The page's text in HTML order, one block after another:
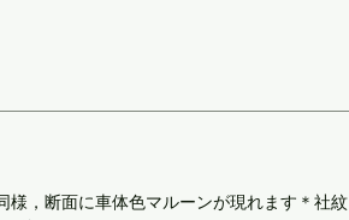
，断面に車体色マルーンが現れます＊社紋